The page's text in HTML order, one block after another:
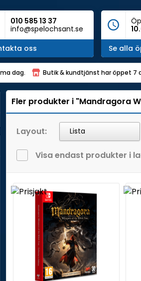
010 585 13 37
info@spelochsant.se
oss
Se alla
dag. Butik & kundtjänst har öppet 7
Fler produkter i "Mandragora
Layout: Lista
Visa endast produkter i